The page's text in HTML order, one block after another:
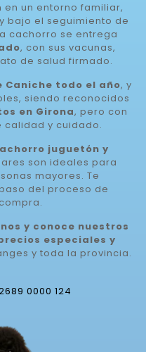
en un entorno familiar,
bajo el seguimiento de
cachorro se entrega
, con sus vacunas,
de salud firmado.
Caniche todo el año, y
siendo reconocidos
en Girona, pero con
calidad y cuidado.
juguetón y
son ideales para
mayores. Te
del proceso de
y conoce nuestros
especiales y
y toda la provincia.
0000 124